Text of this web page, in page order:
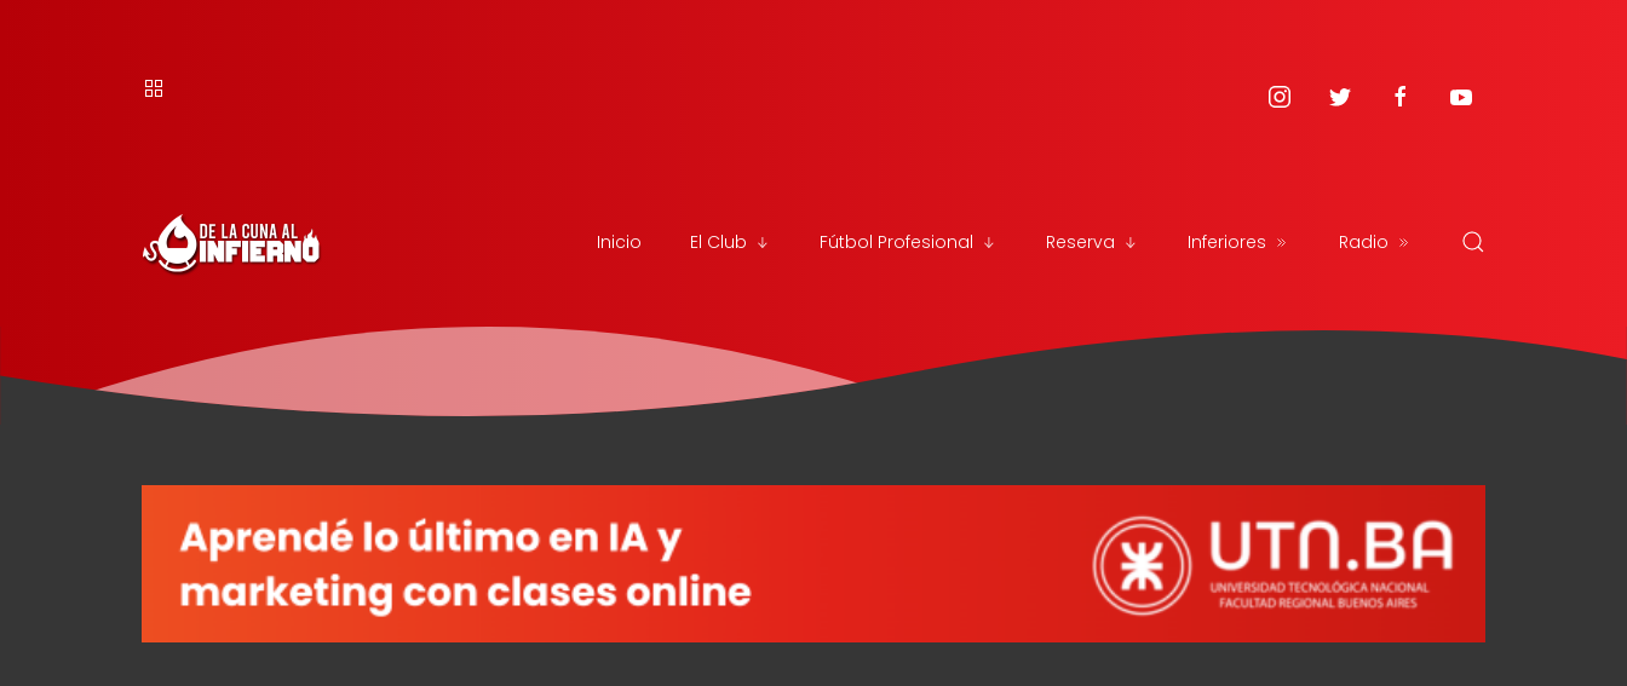
Inicio El Club Fútbol Profesional Reserva Inferiores Radio